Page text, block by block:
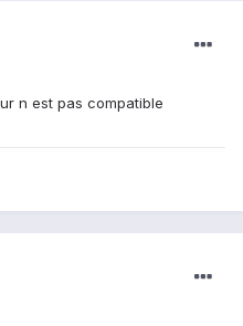
n est pas compatible